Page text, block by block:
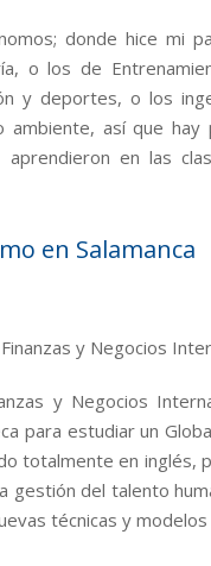
donde hice mi
o los de
y deportes, o los
así que hay
en las
en Salamanca
y Negocios
y Negocios
para estudiar un
totalmente en
gestión del talento
técnicas y